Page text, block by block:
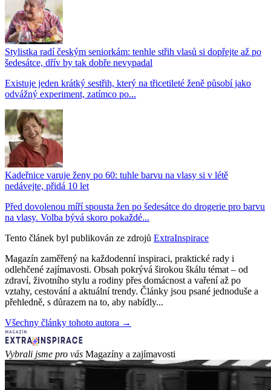
Stylistka radí českým seniorkám: tenhle střih vlasů si dopřejte až po
šedesátce, dřív by tak dobře nevypadal
Existuje jeden krátký sestřih, který na třicetileté ženě působí jako
odvážný experiment, zatímco po...
Kadeřnice varuje ženy po 60: tuhle barvu na vlasy si v létě
nedávejte, přidá 10 let
Před dovolenou míří spousta žen po šedesátce do drogerie pro barvu
na vlasy. Volba bývá skoro pokaždé...
Tento článek byl publikován ze zdrojů ExtraInspirace
Magazín zaměřený na každodenní inspiraci, praktické rady i
odlehčené zajímavosti. Obsah pokrývá širokou škálu témat – od
zdraví, životního stylu a rodiny přes domácnost a vaření až po
vztahy, cestování a aktuální trendy. Články jsou psané jednoduše a
přehledně, s důrazem na to, aby nabídly...
Všechny články tohoto autora →
Vybrali jsme pro vás Magazíny a zajímavosti